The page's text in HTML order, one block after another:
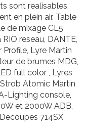
sont realisables.
en plein air. Table
de mixage CL5
reseau, DANTE,
Profile, Lyre Martin
de brumes MDG,
full color , Lyres
Atomic Martin
Lighting console,
et 2000W ADB,
714SX